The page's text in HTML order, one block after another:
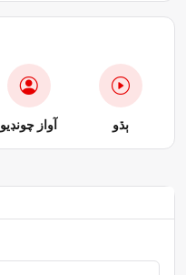
آواز چونڊيو ٻڌو